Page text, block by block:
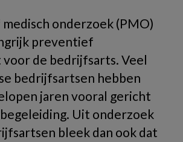
onderzoek (PMO)
preventief
de bedrijfsarts. Veel
bedrijfsartsen hebben
jaren vooral gericht
Uit onderzoek
bleek dan ook dat